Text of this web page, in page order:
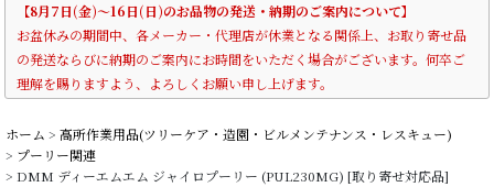
【8月7日(金)～16日(日)のお品物の発送・納期のご案内について】
お盆休みの期間中、各メーカー・代理店が休業となる関係上、お取り寄せ品
の発送ならびに納期のご案内にお時間をいただく場合がございます。何卒ご
理解を賜りますよう、よろしくお願い申し上げます。
ホーム > 高所作業用品(ツリーケア・造園・ビルメンテナンス・レスキュー)
> プーリー関連
> DMM ディーエムエム ジャイロプーリー (PUL230MG) [取り寄せ対応品]